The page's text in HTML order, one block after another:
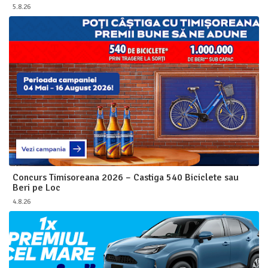
5.8.26
Concurs Timisoreana 2026 – Castiga 540 Biciclete sau
Beri pe Loc
4.8.26